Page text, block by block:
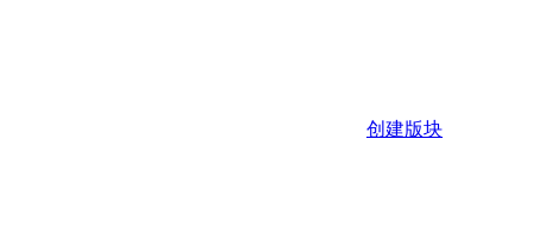
创建版块